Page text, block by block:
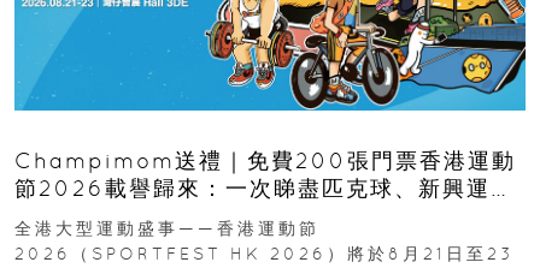
Champimom送禮｜免費200張門票香港運動
節2026載譽歸來：一次睇盡匹克球、新興運
動、街舞比賽＋逾百運動品牌展覽
全港大型運動盛事——香港運動節
2026（SPORTFEST HK 2026）將於8月21日至23